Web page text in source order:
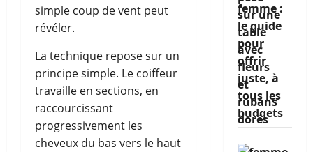
simple coup de vent peut
révéler.
La technique repose sur un
principe simple. Le coiffeur
travaille en sections, en
raccourcissant
progressivement les
cheveux du bas vers le haut
femme :
le guide
pour
offrir
juste, à
tous les
budgets